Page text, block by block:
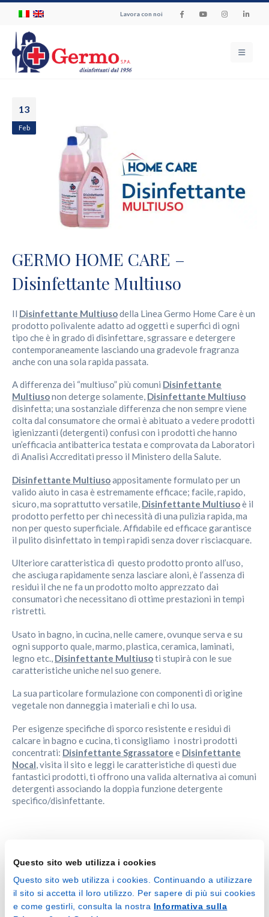
Questo sito web utilizza i cookies
Questo sito web utilizza i cookies. Continuando a utilizzare
il sito si accetta il loro utilizzo. Per sapere di più sui cookies
e come gestirli, consulta la nostra Informativa sulla
Lavora con noi
13
Feb
GERMO HOME CARE –
Disinfettante Multiuso
Il Disinfettante Multiusodella Linea Germo Home Care è un
prodotto polivalente adatto ad oggetti e superfici di ogni
tipo che è in grado di disinfettare, sgrassare e detergere
contemporaneamente lasciando una gradevole fragranza
anche con una sola rapida passata.
A differenza dei “multiuso” più comuni Disinfettante
Multiusonon deterge solamente, Disinfettante Multiuso
disinfetta; una sostanziale differenza che non sempre viene
colta dal consumatore che ormai è abituato a vedere prodotti
igienizzanti (detergenti) confusi con i prodotti che hanno
un’efficacia antibatterica testata e comprovata da Laboratori
di Analisi Accreditati presso il Ministero della Salute.
Disinfettante Multiusoappositamente formulato per un
valido aiuto in casa è estremamente efficace; facile, rapido,
sicuro, ma soprattutto versatile, Disinfettante Multiusoè il
prodotto perfetto per chi necessità di una pulizia rapida, ma
non per questo superficiale. Affidabile ed efficace garantisce
il pulito disinfettato in tempi rapidi senza dover risciacquare.
Ulteriore caratteristica di questo prodotto pronto all’uso,
che asciuga rapidamente senza lasciare aloni, è l’assenza di
residui il che ne fa un prodotto molto apprezzato dai
consumatori che necessitano di ottime prestazioni in tempi
ristretti.
Usato in bagno, in cucina, nelle camere, ovunque serva e su
ogni supporto quale, marmo, plastica, ceramica, laminati,
legno etc., Disinfettante Multiusoti stupirà con le sue
caratteristiche uniche nel suo genere.
La sua particolare formulazione con componenti di origine
vegetale non danneggia i materiali e chi lo usa.
Per esigenze specifiche di sporco resistente e residui di
calcare in bagno e cucina, ti consigliamo i nostri prodotti
concentrati: Disinfettante Sgrassatore e Disinfettante
Nocal, visita il sito e leggi le caratteristiche di questi due
fantastici prodotti, ti offrono una valida alternativa ai comuni
detergenti associando la doppia funzione detergente
specifico/disinfettante.
Condividi questo post